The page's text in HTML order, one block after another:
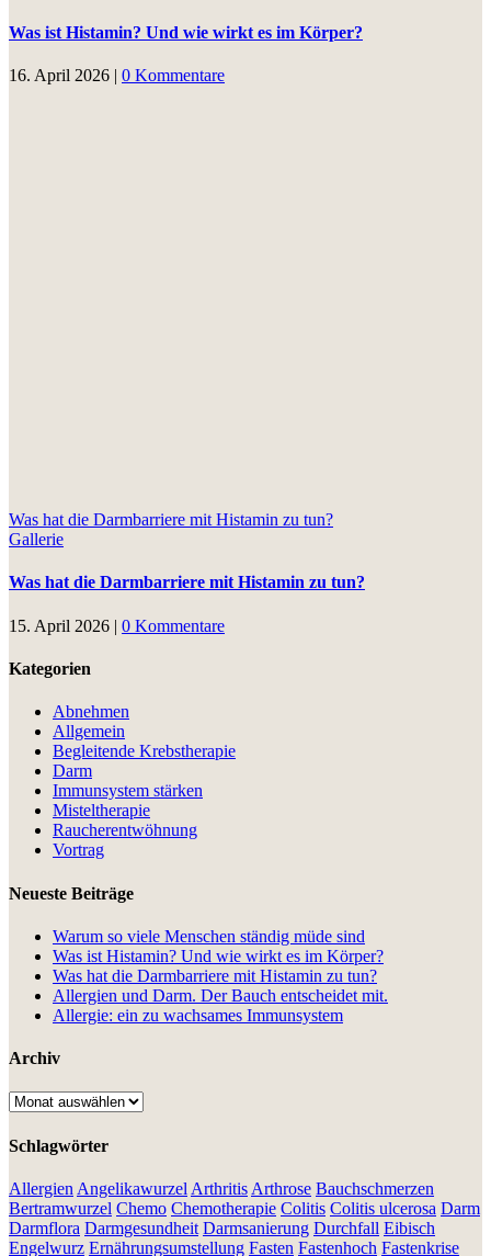
Was ist Histamin? Und wie wirkt es im Körper?
16. April 2026 | 0 Kommentare
Was hat die Darmbarriere mit Histamin zu tun?
Gallerie
Was hat die Darmbarriere mit Histamin zu tun?
15. April 2026 | 0 Kommentare
Kategorien
Abnehmen
Allgemein
Begleitende Krebstherapie
Darm
Immunsystem stärken
Misteltherapie
Raucherentwöhnung
Vortrag
Neueste Beiträge
Warum so viele Menschen ständig müde sind
Was ist Histamin? Und wie wirkt es im Körper?
Was hat die Darmbarriere mit Histamin zu tun?
Allergien und Darm. Der Bauch entscheidet mit.
Allergie: ein zu wachsames Immunsystem
Archiv
Archiv
Schlagwörter
Allergien Angelikawurzel Arthritis Arthrose Bauchschmerzen
Bertramwurzel Chemo Chemotherapie Colitis Colitis ulcerosa Darm
Darmflora Darmgesundheit Darmsanierung Durchfall Eibisch
Engelwurz Ernährungsumstellung Fasten Fastenhoch Fastenkrise